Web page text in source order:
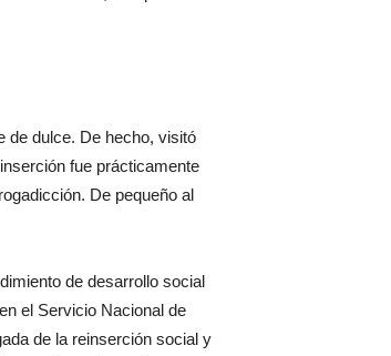
de dulce. De hecho, visitó
fue prácticamente
De pequeño al
de desarrollo social
el Servicio Nacional de
de la reinserción social y